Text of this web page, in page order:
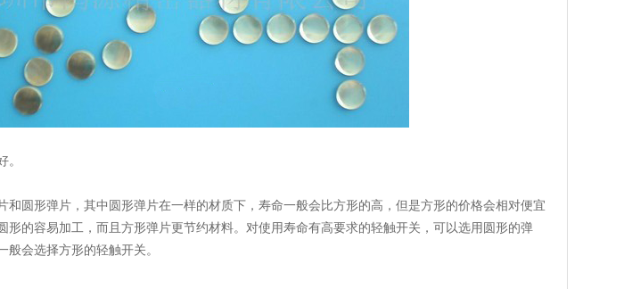
和圆形弹片，其中圆形弹片在一样的材质下，寿命一般会比方形的高，但是方形的价格会相对便宜
形的容易加工，而且方形弹片更节约材料。对使用寿命有高要求的轻触开关，可以选用圆形的弹
般会选择方形的轻触开关。